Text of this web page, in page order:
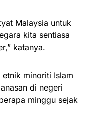
Malaysia untuk
kita sentiasa
katanya.
minoriti Islam
di negeri
minggu sejak